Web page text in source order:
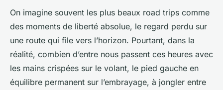
On imagine souvent les plus beaux road trips comme
des moments de liberté absolue, le regard perdu sur
une route qui file vers l’horizon. Pourtant, dans la
réalité, combien d’entre nous passent ces heures avec
les mains crispées sur le volant, le pied gauche en
équilibre permanent sur l’embrayage, à jongler entre